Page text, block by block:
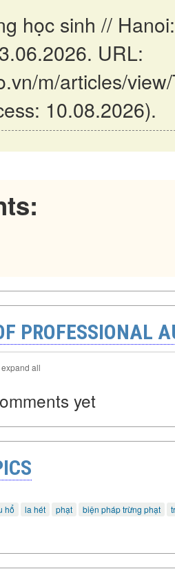
học sinh //
URL:
m/articles/
10.08.2026).
PROFESSIONAL
expand all
yet
hổ la hét phạt biện pháp trừng phạt